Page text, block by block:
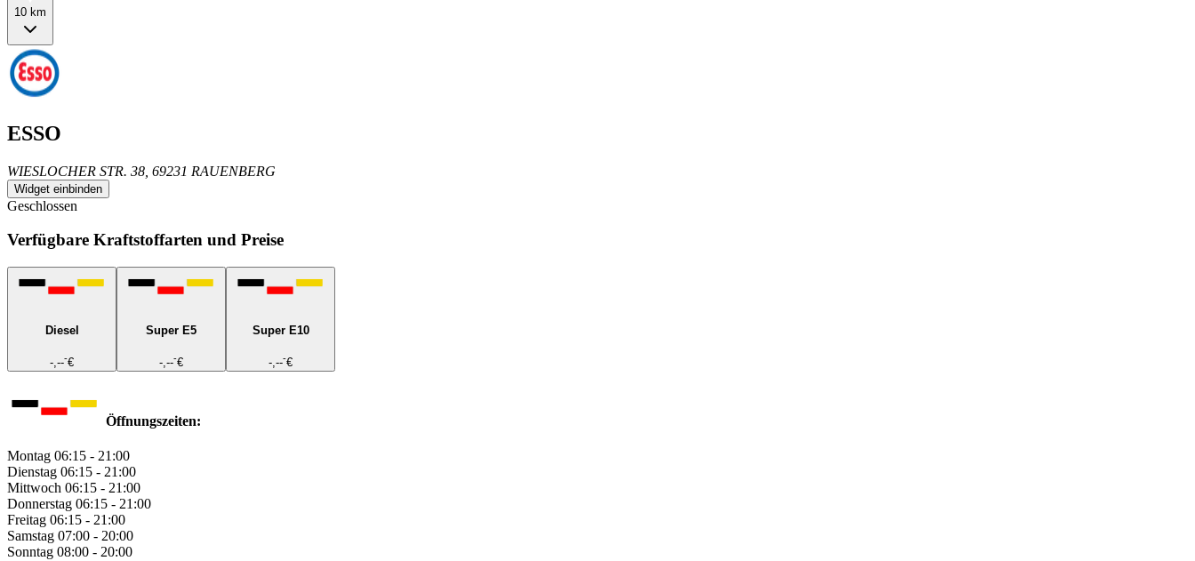
10 km
ESSO
WIESLOCHER STR. 38, 69231 RAUENBERG
Widget einbinden
Geschlossen
Verfügbare Kraftstoffarten und Preise
Diesel
-,---€
Super E5
-,---€
Super E10
-,---€
Öffnungszeiten:
Montag 06:15 - 21:00
Dienstag 06:15 - 21:00
Mittwoch 06:15 - 21:00
Donnerstag 06:15 - 21:00
Freitag 06:15 - 21:00
Samstag 07:00 - 20:00
Sonntag 08:00 - 20:00